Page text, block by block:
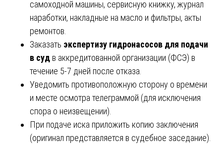
самоходной машины, сервисную книжку, журнал
наработки, накладные на масло и фильтры, акты
ремонтов.
Заказать экспертизу гидронасосов для подачи
в суд в аккредитованной организации (ФСЭ) в
течение 5-7 дней после отказа.
Уведомить противоположную сторону о времени
и месте осмотра телеграммой (для исключения
спора о неизвещении).
При подаче иска приложить копию заключения
(оригинал представляется в судебное заседание).